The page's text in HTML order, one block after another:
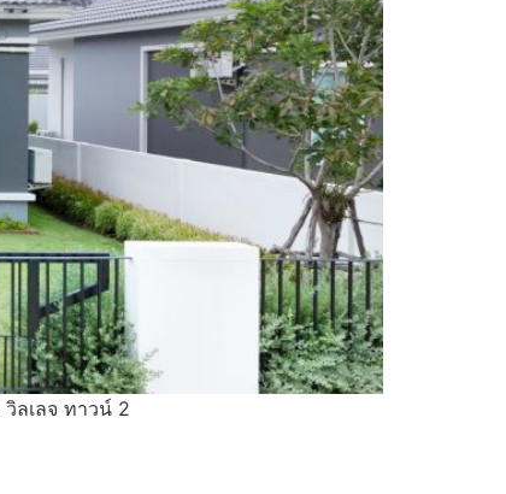
ลเลจ ทาวน์ 2